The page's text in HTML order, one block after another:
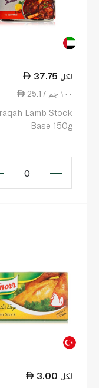
37.75 لكل
25.17 ١٠٠ جم
Lamb Stock
Base 150g
0
3.00 لكل